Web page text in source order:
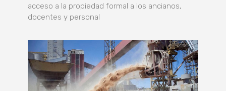
acceso a la propiedad formal a los ancianos,
docentes y personal